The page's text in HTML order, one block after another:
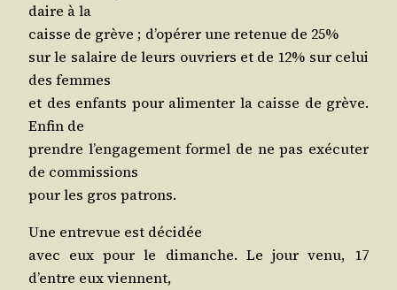
daire à la
caisse de grève ; d’o­pé­rer une rete­nue de 25%
sur le salaire de leurs ouvriers et de 12% sur celui
des femmes
et des enfants pour ali­men­ter la caisse de grève.
Enfin de
prendre l’en­ga­ge­ment for­mel de ne pas exé­cu­ter
de commissions
pour les gros patrons.
Une entre­vue est décidée
avec eux pour le dimanche. Le jour venu, 17
d’entre eux viennent,